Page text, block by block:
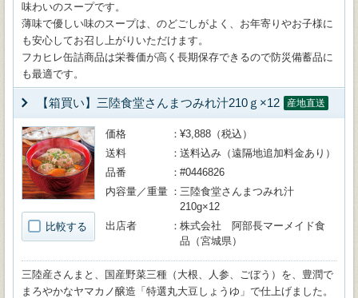
味わいのスープです。
薄味で優しい味のスープは、のどごしがよく、お年寄りやお子様に
も安心してお召し上がりいただけます。
フカヒレ缶詰商品は栄養価が高く長期保存できるので防災備蓄品に
も最適です。
【箱買い】三陸食堂さんまつみれ汁210ｇ×12 産地直送
比較する
価格
¥3,888（税込）
送料
送料込み（遠隔地追加料金あり）
品番
#0446826
内容量／重量
三陸食堂さんまつみれ汁
210g×12
出店者
株式会社 阿部長マーメイド食
品（宮城県）
三陸産さんまと、国産野菜三種（大根、人参、ごぼう）を、豊潤で
まろやかなヤマカノ醸造「特選丸大豆しょうゆ」で仕上げました。